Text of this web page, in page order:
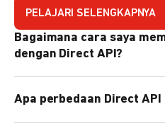
PELAJARI SELENGKAPNYA
Bagaimana cara saya
dengan Direct API?
pemrograman untuk
Apa perbedaan Direct API